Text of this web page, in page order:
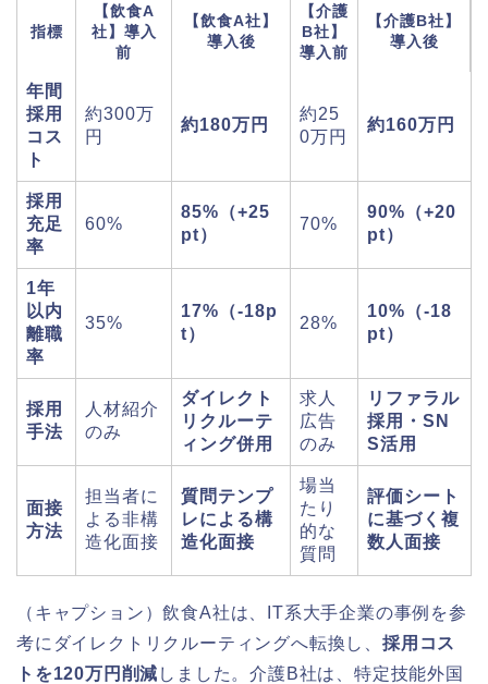
指標
【飲食A
社】導入
前
【飲食A社】
導入後
【介護
B社】
導入前
【介護B社】
導入後
年間
採用
コス
ト
約300万
円
約180万円
約25
0万円
約160万円
採用
充足
率
60%
85%（+25
pt）
70%
90%（+20
pt）
1年
以内
離職
率
35%
17%（-18p
t）
28%
10%（-18
pt）
採用
手法
人材紹介
のみ
ダイレクト
リクルーテ
ィング併用
求人
広告
のみ
リファラル
採用・SN
S活用
面接
方法
担当者に
よる非構
造化面接
質問テンプ
レによる構
造化面接
場当
たり
的な
質問
評価シート
に基づく複
数人面接
（キャプション）飲食A社は、IT系大手企業の事例を参
考にダイレクトリクルーティングへ転換し、 採用コス
トを120万円削減 しました。介護B社は、特定技能外国